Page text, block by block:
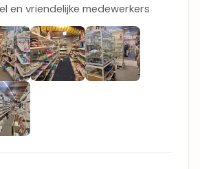
en vriendelijke medewerkers